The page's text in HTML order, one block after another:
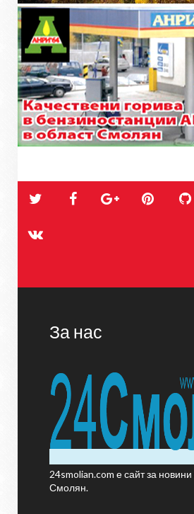
За нас
24smolian.com е сайт за новини
Смолян.